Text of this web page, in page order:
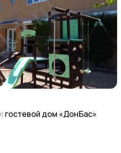
гостевой дом «ДонБас»